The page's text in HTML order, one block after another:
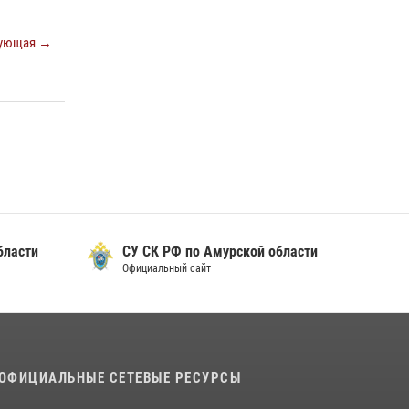
→
СУ СК РФ по Амурской области
Официальный сайт
СЕТЕВЫЕ РЕСУРСЫ